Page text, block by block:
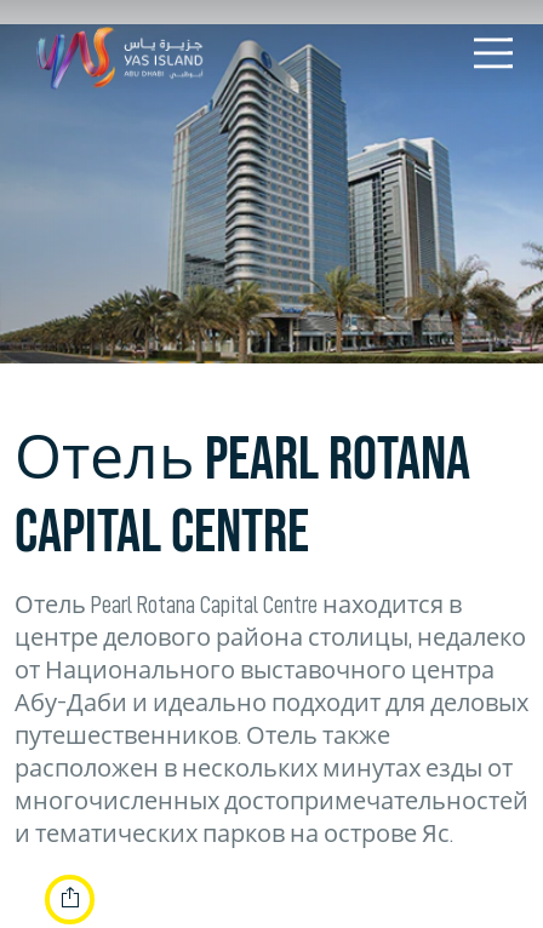
Отель Pearl Rotana
Capital Centre
Отель Pearl Rotana Capital Centre находится в
центре делового района столицы, недалеко
от Национального выставочного центра
Абу-Даби и идеально подходит для деловых
путешественников. Отель также
расположен в нескольких минутах езды от
многочисленных достопримечательностей
и тематических парков на острове Яс.